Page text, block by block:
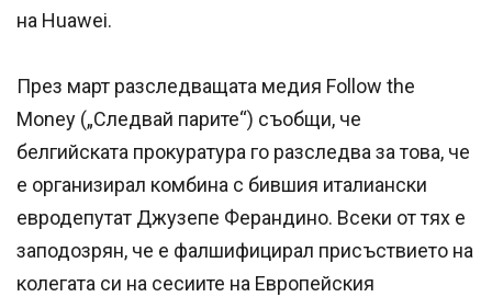
на Huawei.
През март разследващата медия Follow the
Money („Следвай парите“) съобщи, че
белгийската прокуратура го разследва за това, че
е организирал комбина с бившия италиански
евродепутат Джузепе Ферандино. Всеки от тях е
заподозрян, че е фалшифицирал присъствието на
колегата си на сесиите на Европейския